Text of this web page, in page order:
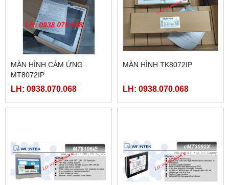
MÀN HÌNH CẢM ỨNG
MT8072IP
LH: 0938.070.068
MÀN HÌNH TK8072IP
LH: 0938.070.068